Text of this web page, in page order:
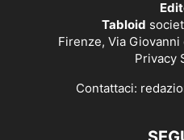
Tabloid
Firenze, Via
Privacy
Contattaci: